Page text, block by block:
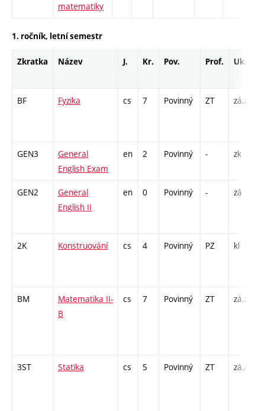
matematiky
1. ročník, letní semestr
Zkratka Název J. Kr. Pov. Prof. Uk.
BF Fyzika cs 7 Povinný ZT zá,zk
GEN3
General
English Exam
en 2 Povinný - zk
GEN2
General
English II
en 0 Povinný - zá
2K Konstruování cs 4 Povinný PZ kl
BM
Matematika II-
B
cs 7 Povinný ZT zá,zk
3ST Statika cs 5 Povinný ZT zá,zk